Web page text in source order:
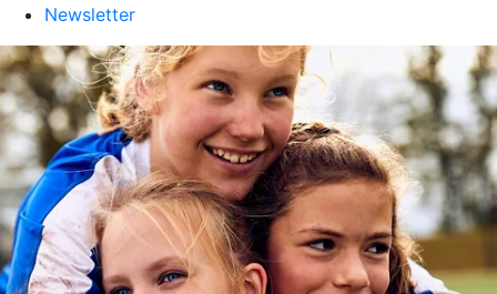
Newsletter